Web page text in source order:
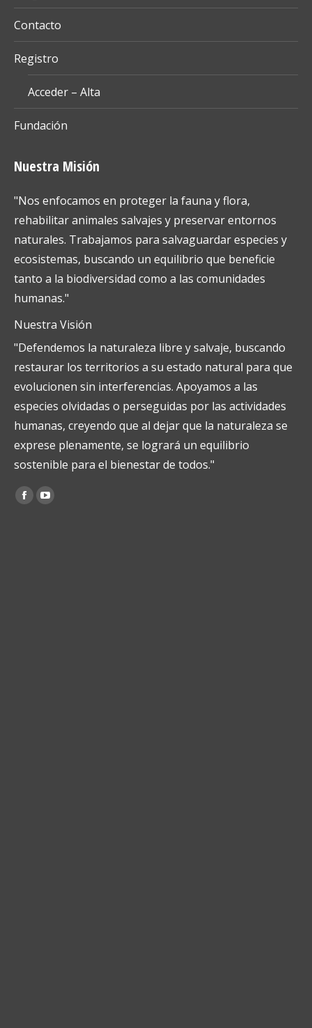
Contacto
Registro
Acceder – Alta
Fundación
Nuestra Misión
"Nos enfocamos en proteger la fauna y flora,
rehabilitar animales salvajes y preservar entornos
naturales. Trabajamos para salvaguardar especies y
ecosistemas, buscando un equilibrio que beneficie
tanto a la biodiversidad como a las comunidades
humanas."
Nuestra Visión
"Defendemos la naturaleza libre y salvaje, buscando
restaurar los territorios a su estado natural para que
evolucionen sin interferencias. Apoyamos a las
especies olvidadas o perseguidas por las actividades
humanas, creyendo que al dejar que la naturaleza se
exprese plenamente, se logrará un equilibrio
sostenible para el bienestar de todos."
Encuéntranos en:
FacebookYouTube